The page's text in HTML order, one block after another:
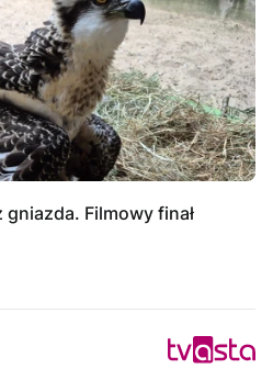
gniazda. Filmowy finał